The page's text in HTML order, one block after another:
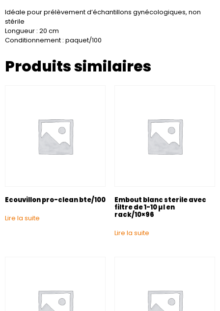
Idéale pour prélèvement d’échantillons gynécologiques, non
stérile
Longueur : 20 cm
Conditionnement : paquet/100
Produits similaires
Ecouvillon pro-clean bte/100
Lire la suite
Embout blanc sterile avec
filtre de 1-10 µl en
rack/10×96
Lire la suite